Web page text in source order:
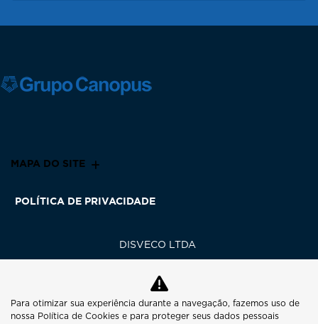
MAPA DO SITE
POLÍTICA DE PRIVACIDADE
DISVECO LTDA
Para otimizar sua experiência durante a navegação, fazemos uso de
nossa Política de Cookies e para proteger seus dados pessoais